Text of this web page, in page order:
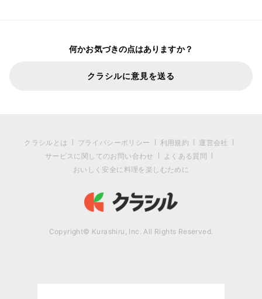
何かお気づきの点はありますか？
クラシルに意見を送る
クラシルとは プライバシーポリシー 利用規約
運営会社
サービスに関してのお問い合わせ
よくある質問
おいしく安全に料理を楽しむために
Copyright© Kurashiru, Inc. All Rights Reserved.